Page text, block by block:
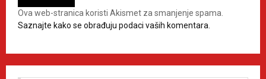
Ova web-stranica koristi Akismet za smanjenje spama.
Saznajte kako se obrađuju podaci vaših komentara.